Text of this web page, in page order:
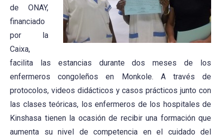
de ONAY,
financiado
por la
Caixa,
facilita las estancias durante dos meses de los
enfermeros congoleños en Monkole. A través de
protocolos, videos didácticos y casos prácticos junto con
las clases teóricas, los enfermeros de los hospitales de
Kinshasa tienen la ocasión de recibir una formación que
aumenta su nivel de competencia en el cuidado del